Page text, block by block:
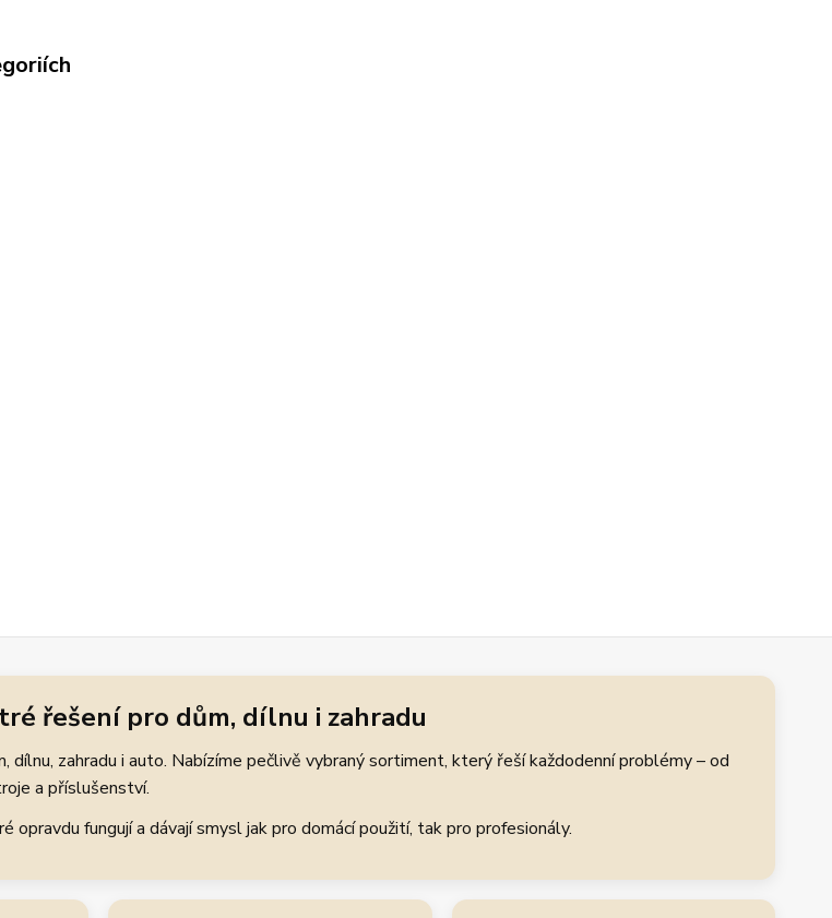
řešení pro dům, dílnu i zahradu
zahradu i auto. Nabízíme pečlivě vybraný sortiment, který řeší každodenní problémy – od
a příslušenství.
fungují a dávají smysl jak pro domácí použití, tak pro profesionály.